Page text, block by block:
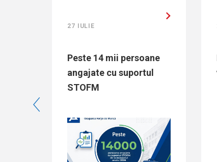
Peste 14 mii persoane
angajate cu suportul
Piața muncii:
vacante la